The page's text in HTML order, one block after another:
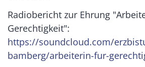
Radiobericht zur Ehrung
Gerechtigkeit":
https://soundcloud.com/
bamberg/arbeiterin-fur-